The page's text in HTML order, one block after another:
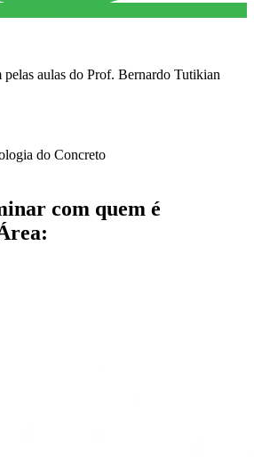
pelas aulas do Prof. Bernardo Tutikian
do Concreto
com quem é